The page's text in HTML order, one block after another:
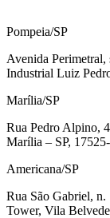
Pompeia/SP
Avenida
Industrial Luiz
Marília/SP
Rua Pedro Alpino,
Marília – SP,
Americana/SP
Rua São Gabriel,
Tower, Vila